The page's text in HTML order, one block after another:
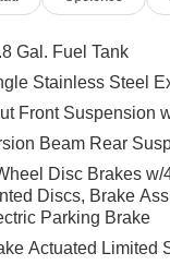
Gal. Fuel Tank
Stainless Steel
Front Suspension
Beam Rear
Disc Brakes w/
Discs, Brake
Parking Brake
Actuated Limited